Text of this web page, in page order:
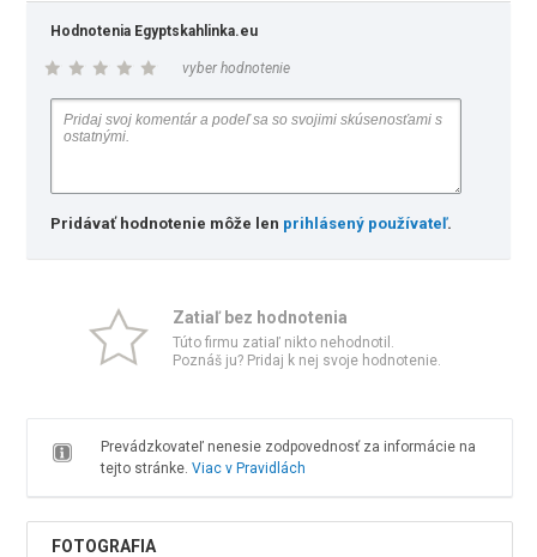
Hodnotenia Egyptskahlinka.eu
vyber hodnotenie
Pridávať hodnotenie môže len prihlásený používateľ.
Zatiaľ bez hodnotenia
Túto firmu zatiaľ nikto nehodnotil.
Poznáš ju? Pridaj k nej svoje hodnotenie.
Prevádzkovateľ nenesie zodpovednosť za informácie na
tejto stránke. Viac v Pravidlách
FOTOGRAFIA